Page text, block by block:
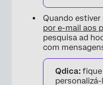
Quando estiver
por e-mail aos
pesquisa ad
com
Qdica: fique